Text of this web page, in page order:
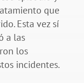
que
Esta vez sí
a las
los
incidentes.